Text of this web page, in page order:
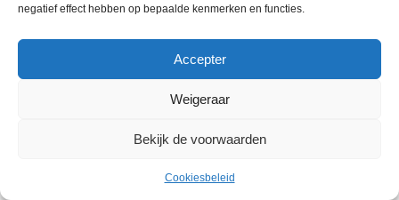
negatief effect hebben op bepaalde kenmerken en functies.
Accepter
Weigeraar
Bekijk de voorwaarden
Cookiesbeleid